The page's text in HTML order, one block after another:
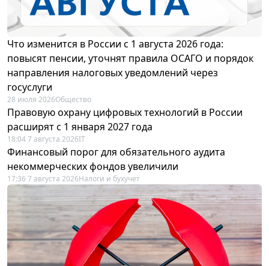
Что изменится в России с 1 августа 2026 года:
повысят пенсии, уточнят правила ОСАГО и порядок
направления налоговых уведомлений через
госуслуги
28 июля 2026Общество
Правовую охрану цифровых технологий в России
расширят с 1 января 2027 года
18:04 7 августа 2026IT
Финансовый порог для обязательного аудита
некоммерческих фондов увеличили
17:36 7 августа 2026Налоги и бухучет